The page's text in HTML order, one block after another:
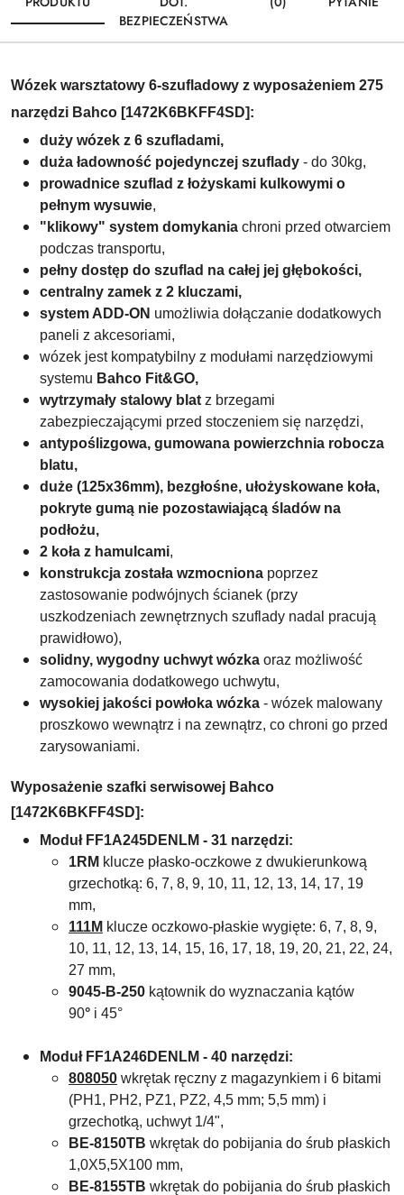
BEZPIECZEŃSTWA
Wózek warsztatowy 6-szufladowy z wyposażeniem 275
narzędzi Bahco [1472K6BKFF4SD]:
duży wózek z 6 szufladami,
duża ładowność pojedynczej szuflady - do 30kg,
prowadnice szuflad z łożyskami kulkowymi o
pełnym wysuwie,
"klikowy" system domykania chroni przed otwarciem
podczas transportu,
pełny dostęp do szuflad na całej jej głębokości,
centralny zamek z 2 kluczami,
system ADD-ON umożliwia dołączanie dodatkowych
paneli z akcesoriami,
wózek jest kompatybilny z modułami narzędziowymi
systemu Bahco Fit&GO,
wytrzymały stalowy blat z brzegami
zabezpieczającymi przed stoczeniem się narzędzi,
antypoślizgowa, gumowana powierzchnia robocza
blatu,
duże (125x36mm), bezgłośne, ułożyskowane koła,
pokryte gumą nie pozostawiającą śladów na
podłożu,
2 koła z hamulcami,
konstrukcja została wzmocniona poprzez
zastosowanie podwójnych ścianek (przy
uszkodzeniach zewnętrznych szuflady nadal pracują
prawidłowo),
solidny, wygodny uchwyt wózka oraz możliwość
zamocowania dodatkowego uchwytu,
wysokiej jakości powłoka wózka - wózek malowany
proszkowo wewnątrz i na zewnątrz, co chroni go przed
zarysowaniami.
Wyposażenie szafki serwisowej Bahco
[1472K6BKFF4SD]:
Moduł FF1A245DENLM - 31 narzędzi:
1RM klucze płasko-oczkowe z dwukierunkową
grzechotką: 6, 7, 8, 9, 10, 11, 12, 13, 14, 17, 19
mm,
111M klucze oczkowo-płaskie wygięte: 6, 7, 8, 9,
10, 11, 12, 13, 14, 15, 16, 17, 18, 19, 20, 21, 22, 24,
27 mm,
9045-B-250 kątownik do wyznaczania kątów
90° i 45°
Moduł FF1A246DENLM - 40 narzędzi:
808050 wkrętak ręczny z magazynkiem i 6 bitami
(PH1, PH2, PZ1, PZ2, 4,5 mm; 5,5 mm) i
grzechotką, uchwyt 1/4",
BE-8150TB wkrętak do pobijania do śrub płaskich
1,0X5,5X100 mm,
BE-8155TB wkrętak do pobijania do śrub płaskich